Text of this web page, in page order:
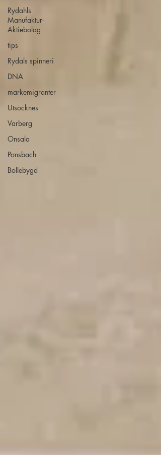
Rydahls
Manufaktur-
Aktiebolag
tips
Rydals spinneri
DNA
markemigranter
Utsocknes
Varberg
Onsala
Ponsbach
Bollebygd